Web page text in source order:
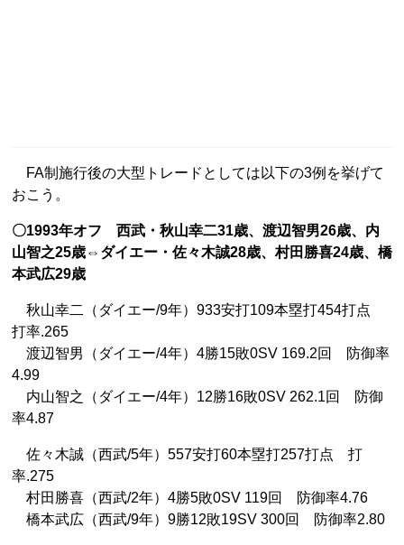
FA制施行後の大型トレードとしては以下の3例を挙げて
おこう。
〇1993年オフ 西武・秋山幸二31歳、渡辺智男26歳、内
山智之25歳⇔ダイエー・佐々木誠28歳、村田勝喜24歳、橋
本武広29歳
秋山幸二（ダイエー/9年）933安打109本塁打454打点
打率.265
渡辺智男（ダイエー/4年）4勝15敗0SV 169.2回 防御率
4.99
内山智之（ダイエー/4年）12勝16敗0SV 262.1回 防御
率4.87
佐々木誠（西武/5年）557安打60本塁打257打点 打
率.275
村田勝喜（西武/2年）4勝5敗0SV 119回 防御率4.76
橋本武広（西武/9年）9勝12敗19SV 300回 防御率2.80